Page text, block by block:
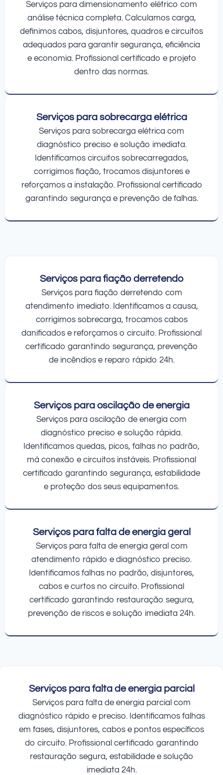
Serviços para dimensionamento elétrico com
análise técnica completa. Calculamos carga,
definimos cabos, disjuntores, quadros e circuitos
adequados para garantir segurança, eficiência
e economia. Profissional certificado e projeto
dentro das normas.
Serviços para sobrecarga elétrica
Serviços para sobrecarga elétrica com
diagnóstico preciso e solução imediata.
Identificamos circuitos sobrecarregados,
corrigimos fiação, trocamos disjuntores e
reforçamos a instalação. Profissional certificado
garantindo segurança e prevenção de falhas.
Serviços para fiação derretendo
Serviços para fiação derretendo com
atendimento imediato. Identificamos a causa,
corrigimos sobrecarga, trocamos cabos
danificados e reforçamos o circuito. Profissional
certificado garantindo segurança, prevenção
de incêndios e reparo rápido 24h.
Serviços para oscilação de energia
Serviços para oscilação de energia com
diagnóstico preciso e solução rápida.
Identificamos quedas, picos, falhas no padrão,
má conexão e circuitos instáveis. Profissional
certificado garantindo segurança, estabilidade
e proteção dos seus equipamentos.
Serviços para falta de energia geral
Serviços para falta de energia geral com
atendimento rápido e diagnóstico preciso.
Identificamos falhas no padrão, disjuntores,
cabos e curtos no circuito. Profissional
certificado garantindo restauração segura,
prevenção de riscos e solução imediata 24h.
Serviços para falta de energia parcial
Serviços para falta de energia parcial com
diagnóstico rápido e preciso. Identificamos falhas
em fases, disjuntores, cabos e pontos específicos
do circuito. Profissional certificado garantindo
restauração segura, estabilidade e solução
imediata 24h.